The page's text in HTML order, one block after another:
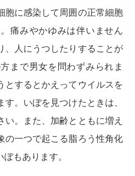
胞に感染して周囲の正常細胞
痛みやかゆみは伴いません
、人にうつしたりすることが
まで男女を問わずみられま
とするとかえってウイルスを
。いぼを見つけたときは、
。また、加齢とともに増え
の一つで起こる脂ろう性角化
もあります。